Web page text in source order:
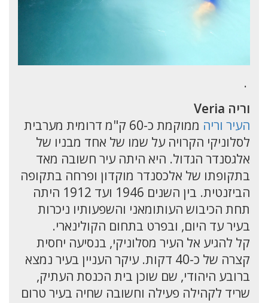
.
וריה Veria
העיר וריה
ממוקמת כ-60 ק"מ דרומית מערבית
לסלוניקי הקרויה על שמו של אחד מבניו של
אלגסנדר הגדול. היא היתה עיר חשובה מאד
בתקופתו של אלכסנדר מוקדון ופרחה בתקופה
הביזנטית. בין השנים 1946 ועד 1912 היתה
תחת הכיבוש העותומאני והשפעותיו ניכרות
בעיר עד היום, ובפרט בתחום הקולינארי.
קל להגיע אל העיר מסלוניקי, בנסיעה יחסית
קצרה של כ-40 דקות. עיקר העניין בעיר נמצא
ברובע היהודי, שם שוכן בית הכנסת העתיק,
שריד לקהילה פעילה וחשובה שחיה בעיר טרום